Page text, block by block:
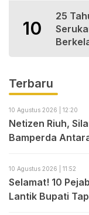
10
25
Terbaru
10 Agustus 2026 | 12:20
Netizen Riuh,
Bamperda
10 Agustus 2026 | 11:52
Selamat! 10
Lantik Bupati